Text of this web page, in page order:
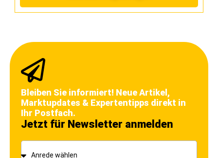
Bleiben Sie informiert! Neue Artikel,
Marktupdates & Expertentipps direkt in
Ihr Postfach.
Jetzt für Newsletter anmelden